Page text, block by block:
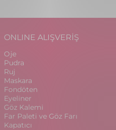
ONLINE ALIŞVERİŞ
Oje
Pudra
Ruj
Maskara
Fondöten
Eyeliner
Göz Kalemi
Far Paleti ve Göz Farı
Kapatıcı